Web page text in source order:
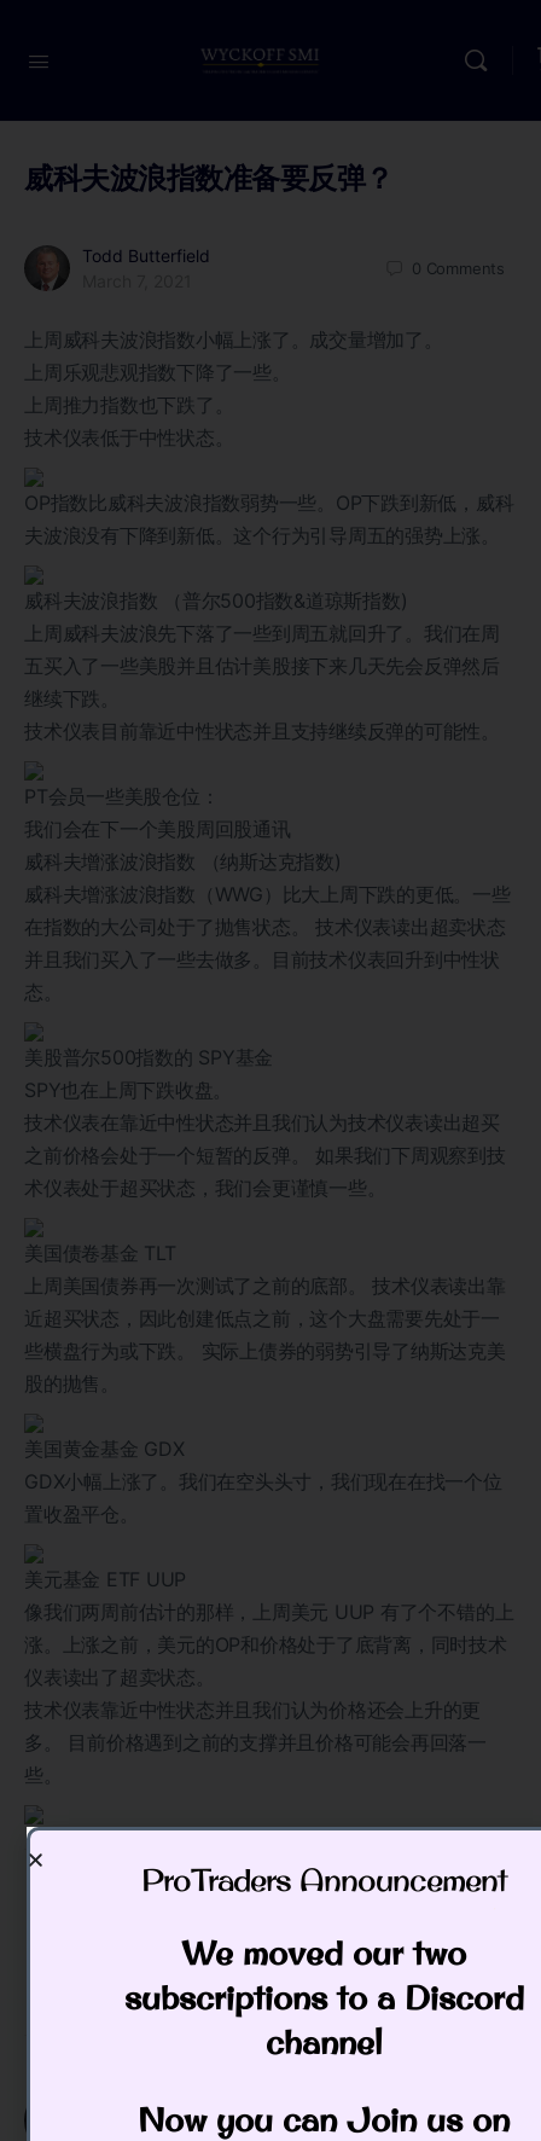
威科夫波浪指数准备要反弹？
Todd Butterfield
0 Comments
上周威科夫波浪指数小幅上涨了。成交量增加了。
上周乐观悲观指数下降了一些。
上周推力指数也下跌了。
技术仪表低于中性状态。
OP指数比威科夫波浪指数弱势一些。OP下跌到新低，威科
夫波浪没有下降到新低。这个行为引导周五的强势上涨。
威科夫波浪指数 （普尔500指数&道琼斯指数)
上周威科夫波浪先下落了一些到周五就回升了。我们在周
五买入了一些美股并且估计美股接下来几天先会反弹然后
继续下跌。
技术仪表目前靠近中性状态并且支持继续反弹的可能性。
PT会员一些美股仓位：
我们会在下一个美股周回股通讯
威科夫增涨波浪指数 （纳斯达克指数)
威科夫增涨波浪指数（WWG）比大上周下跌的更低。一些
在指数的大公司处于了抛售状态。 技术仪表读出超卖状态
并且我们买入了一些去做多。目前技术仪表回升到中性状
态。
美股普尔500指数的 SPY基金
SPY也在上周下跌收盘。
技术仪表在靠近中性状态并且我们认为技术仪表读出超买
之前价格会处于一个短暂的反弹。 如果我们下周观察到技
术仪表处于超买状态，我们会更谨慎一些。
美国债卷基金 TLT
上周美国债券再一次测试了之前的底部。 技术仪表读出靠
近超买状态，因此创建低点之前，这个大盘需要先处于一
些横盘行为或下跌。 实际上债券的弱势引导了纳斯达克美
股的抛售。
美国黄金基金 GDX
GDX小幅上涨了。我们在空头头寸，我们现在在找一个位
置收盈平仓。
美元基金 ETF UUP
像我们两周前估计的那样，上周美元 UUP 有了个不错的上
涨。上涨之前，美元的OP和价格处于了底背离，同时技术
仪表读出了超卖状态。
技术仪表靠近中性状态并且我们认为价格还会上升的更
多。 目前价格遇到之前的支撑并且价格可能会再回落一
些。
$TLT,GDXJ,WWG,Wyckoff
Todd Butterfield
ProTraders Announcement​
We moved our two
subscriptions to a Discord
channel
Now you can Join us on